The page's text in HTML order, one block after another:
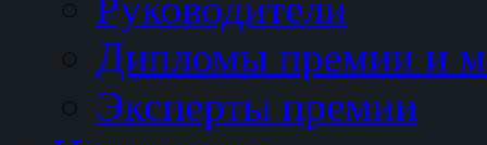
Дипломы премии и
Эксперты премии